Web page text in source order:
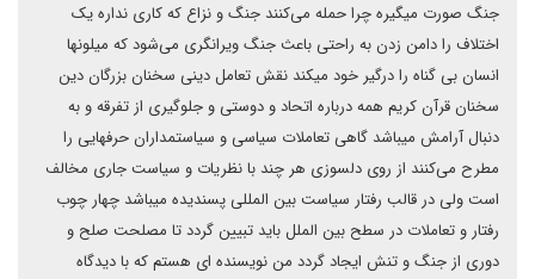
جنگ صورت میگیره چرا حمله می‌کنند جنگ و نزاع که کاری نداره یک
اختلاف را دامن زدن به راحتی باعث جنگ ویرانگری می‌شود که میلونها
انسان بی گناه را درگیر خود میکند نقش تعامل دینی سخنان بزرگان دین
سخنان قرآن کریم همه درباره اتحاد و دوستی و جلوگیری از تفرقه و به
دنبال آرامش میباشد گاهی تعاملات سیاسی و سیاستمداران حرفهایی را
مطرح می‌کنند از روی دلسوزی هر چند با نظریات و سیاست جاری مخالف
است ولی در قالب رفتار سیاست بین المللی پسندیده میباشد چهار چوب
رفتار و تعاملات در سطح بین الملل باید تبیین گردد تا مصلحت صلح و
دوری از جنگ و تنش ایجاد گردد من نویسنده ای هستم که با دیدگاه